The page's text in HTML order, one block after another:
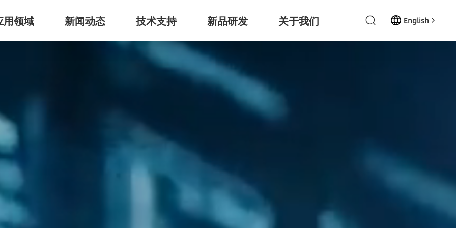
用领域 新闻动态 技术支持 新品研发 关于我们 English